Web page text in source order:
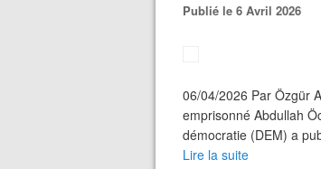
Publié le 6 Avril 2026
06/04/2026 Par Özgür
emprisonné Abdullah
démocratie (DEM) a
Lire la suite